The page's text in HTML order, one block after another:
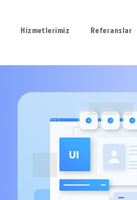
Hizmetlerimiz Referanslar